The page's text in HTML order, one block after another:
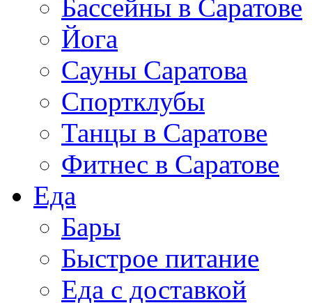
Бассейны в Саратове
Йога
Сауны Саратова
Спортклубы
Танцы в Саратове
Фитнес в Саратове
Еда
Бары
Быстрое питание
Еда с доставкой